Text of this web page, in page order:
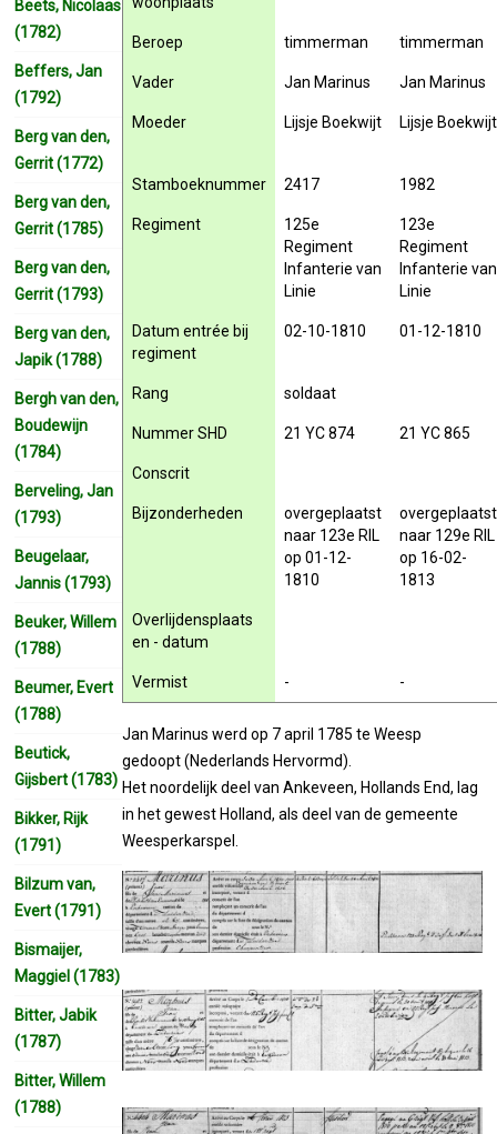
Beroep timmerman timmerman
Vader Jan Marinus Jan Marinus
Moeder Lijsje Boekwijt Lijsje Boekwijt
Stamboeknummer 2417 1982
Regiment
125e
Regiment
Infanterie van
Linie
123e
Regiment
Infanterie van
Linie
Datum entrée bij
regiment
02-10-1810 01-12-1810
Rang soldaat
Nummer SHD 21 YC 874 21 YC 865
Conscrit
Bijzonderheden
overgeplaatst
naar 123e RIL
op 01-12-
1810
overgeplaatst
naar 129e RIL
op 16-02-
1813
Overlijdensplaats
en - datum
Vermist - -
Jan Marinus werd op 7 april 1785 te Weesp
gedoopt (Nederlands Hervormd).
Het noordelijk deel van Ankeveen, Hollands End, lag
in het gewest Holland, als deel van de gemeente
Weesperkarspel.
Beets, Nicolaas
(1782)
Beffers, Jan
(1792)
Berg van den,
Gerrit (1772)
Berg van den,
Gerrit (1785)
Berg van den,
Gerrit (1793)
Berg van den,
Japik (1788)
Bergh van den,
Boudewijn
(1784)
Berveling, Jan
(1793)
Beugelaar,
Jannis (1793)
Beuker, Willem
(1788)
Beumer, Evert
(1788)
Beutick,
Gijsbert (1783)
Bikker, Rijk
(1791)
Bilzum van,
Evert (1791)
Bismaijer,
Maggiel (1783)
Bitter, Jabik
(1787)
Bitter, Willem
(1788)